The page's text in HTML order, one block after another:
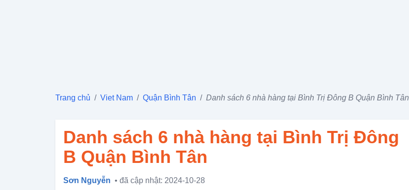
Trang chủ / Viet Nam / Quận Bình Tân / Danh sách 6 nhà hàng tại Bình Trị Đông B Quận Bình Tân
Danh sách 6 nhà hàng tại Bình Trị Đông
B Quận Bình Tân
Sơn Nguyễn • đã cập nhật: 2024-10-28